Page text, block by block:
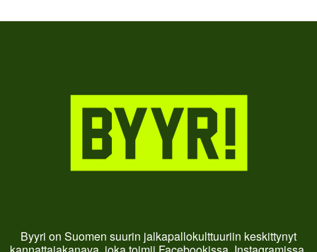
Byyri on Suomen suurin jalkapallokulttuuriin keskittynyt